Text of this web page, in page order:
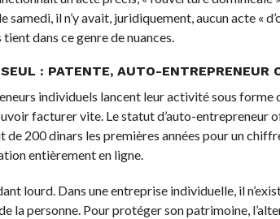
samedi, il n’y avait, juridiquement, aucun acte «
dans ce genre de nuances.
: PATENTE, AUTO-ENTREPRENEUR
individuels lancent leur activité sous forme
facturer vite. Le statut d’auto-entrepreneur
de 200 dinars les premières années pour un
entièrement en ligne.
lourd. Dans une entreprise individuelle, il
la personne. Pour protéger son patrimoine,